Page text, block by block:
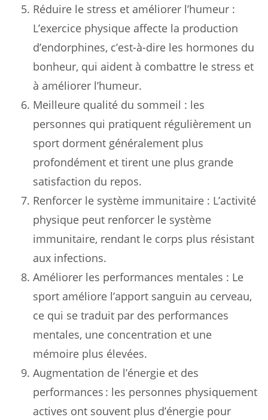
Réduire le stress et améliorer l’humeur :
L’exercice physique affecte la production
d’endorphines, c’est-à-dire les hormones du
bonheur, qui aident à combattre le stress et
à améliorer l’humeur.
Meilleure qualité du sommeil : les
personnes qui pratiquent régulièrement un
sport dorment généralement plus
profondément et tirent une plus grande
satisfaction du repos.
Renforcer le système immunitaire : L’activité
physique peut renforcer le système
immunitaire, rendant le corps plus résistant
aux infections.
Améliorer les performances mentales : Le
sport améliore l’apport sanguin au cerveau,
ce qui se traduit par des performances
mentales, une concentration et une
mémoire plus élevées.
Augmentation de l’énergie et des
performances : les personnes physiquement
actives ont souvent plus d’énergie pour